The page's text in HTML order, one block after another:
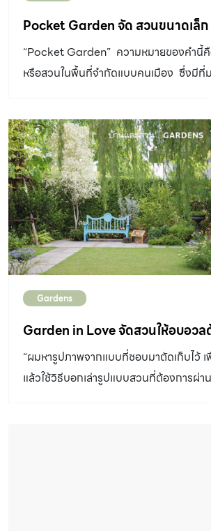
Pocket Garden จัด สวนขนาดเล็ก
“Pocket Garden” ความหมายของคำนี้
หรือสวนในพื้นที่จำกัดแบบคนเมือง ซึ่งมีที่
นี้ก็นำไปปรับใช้กับสวนภายในบ้านได้เช่นกัน
Gardens
Garden in Love จัดสวนให้อบอว
“ผมหารูปภาพจากแบบที่ชอบมาตัดเก็บไว้
แล้วใช้วิธีบอกเล่ารูปแบบสวนที่ต้องการผ่า